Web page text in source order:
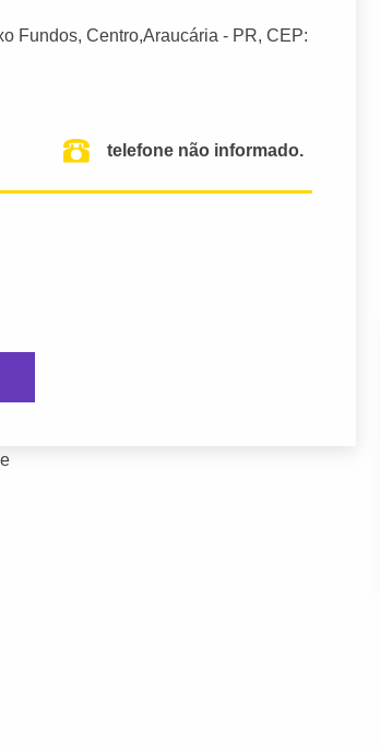
Fundos, Centro,Araucária - PR, CEP:
telefone não informado.